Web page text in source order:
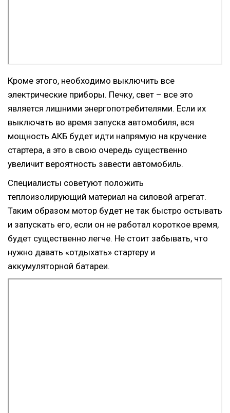
Кроме этого, необходимо выключить все
электрические приборы. Печку, свет – все это
является лишними энергопотребителями. Если их
выключать во время запуска автомобиля, вся
мощность АКБ будет идти напрямую на кручение
стартера, а это в свою очередь существенно
увеличит вероятность завести автомобиль.
Специалисты советуют положить
теплоизолирующий материал на силовой агрегат.
Таким образом мотор будет не так быстро остывать
и запускать его, если он не работал короткое время,
будет существенно легче. Не стоит забывать, что
нужно давать «отдыхать» стартеру и
аккумуляторной батареи.